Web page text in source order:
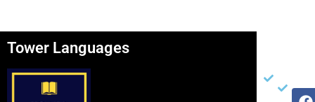
Tower Languages
F
I
Y